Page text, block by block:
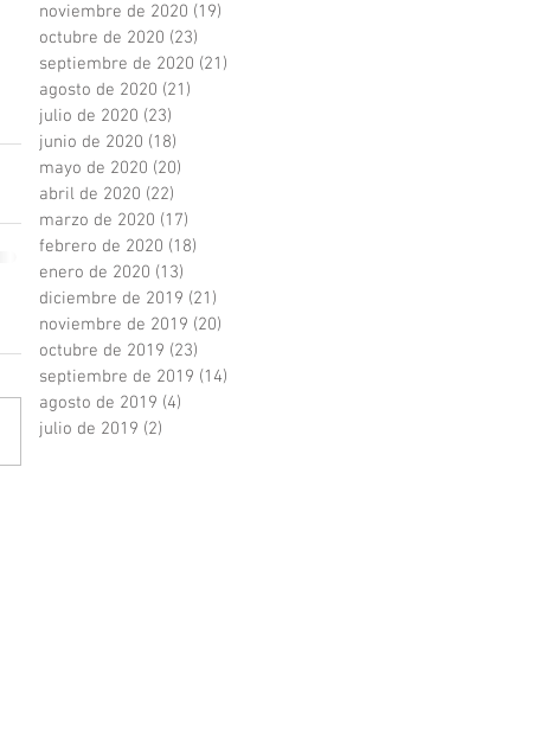
noviembre de 2020 (19)
octubre de 2020 (23)
septiembre de 2020 (21)
agosto de 2020 (21)
julio de 2020 (23)
junio de 2020 (18)
mayo de 2020 (20)
abril de 2020 (22)
marzo de 2020 (17)
febrero de 2020 (18)
enero de 2020 (13)
diciembre de 2019 (21)
noviembre de 2019 (20)
octubre de 2019 (23)
septiembre de 2019 (14)
agosto de 2019 (4)
julio de 2019 (2)